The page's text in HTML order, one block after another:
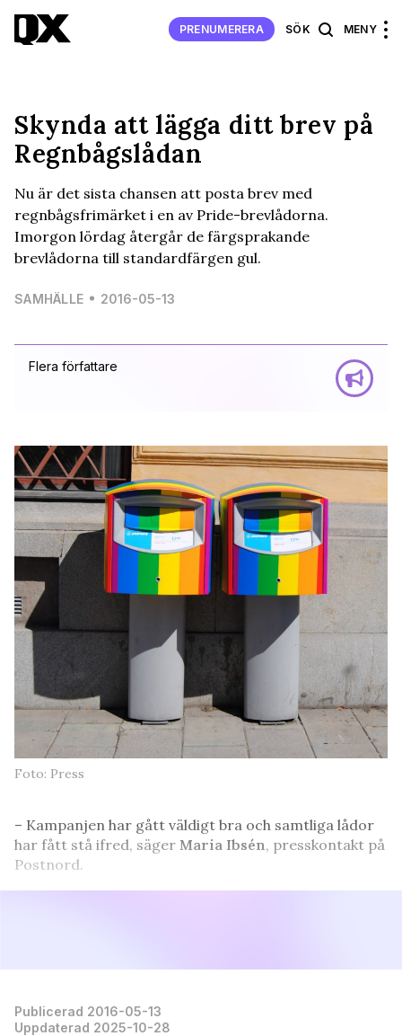
PRENUMERERA SÖK MENY
Flera författare
Skynda att lägga ditt brev på
Regnbågslådan
Nu är det sista chansen att posta brev med
regnbågsfrimärket i en av Pride-brevlådorna.
Imorgon lördag återgår de färgsprakande
brevlådorna till standardfärgen gul.
SAMHÄLLE 2016-05-13
Foto: Press
– Kampanjen har gått väldigt bra och samtliga lådor
har fått stå ifred, säger Maria Ibsén, presskontakt på
Postnord.
Publicerad 2016-05-13
Uppdaterad 2025-10-28